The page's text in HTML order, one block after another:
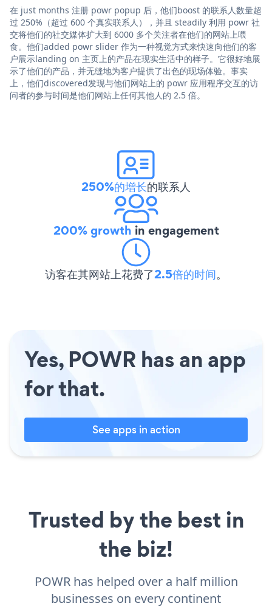
在 just months 注册 powr popup 后，他们boost 的联系人数量超
过 250%（超过 600 个真实联系人），并且 steadily 利用 powr 社
交将他们的社交媒体扩大到 6000 多个关注者在他们的网站上喂
食。他们added powr slider 作为一种视觉方式来快速向他们的客
户展示landing on 主页上的产品在现实生活中的样子。它很好地展
示了他们的产品，并无缝地为客户提供了出色的现场体验。事实
上，他们discovered发现与他们网站上的 powr 应用程序交互的访
问者的参与时间是他们网站上任何其他人的 2.5 倍。
250%的增长的联系人
200% growth in engagement
访客在其网站上花费了2.5倍的时间。
Yes, POWR has an app
for that.
See apps in action
Trusted by the best in
the biz!
POWR has helped over a half million
businesses on every continent